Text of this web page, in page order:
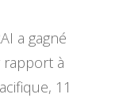
a gagné
à
11